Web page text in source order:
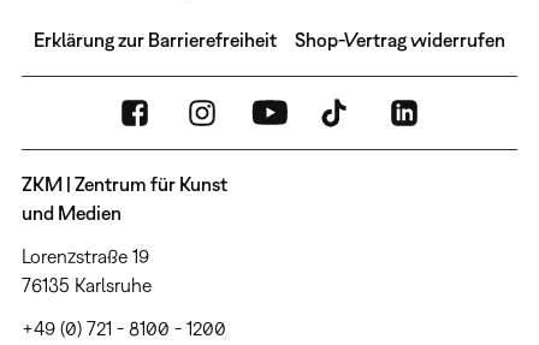
Erklärung zur Barrierefreiheit Shop-Vertrag widerrufen
ZKM | Zentrum für Kunst
und Medien
Lorenzstraße 19
76135 Karlsruhe
+49 (0) 721 - 8100 - 1200